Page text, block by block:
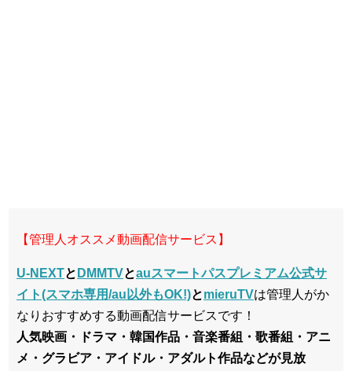
【管理人オススメ動画配信サービス】
U-NEXTと DMMTVとauスマートパスプレミアム公式サ
イト(スマホ専用/au以外もOK!)とmieruTVは管理人がか
なりおすすめする動画配信サービスです！
人気映画・ドラマ・韓国作品・音楽番組・歌番組・アニ
メ・グラビア・アイドル・アダルト作品などが見放